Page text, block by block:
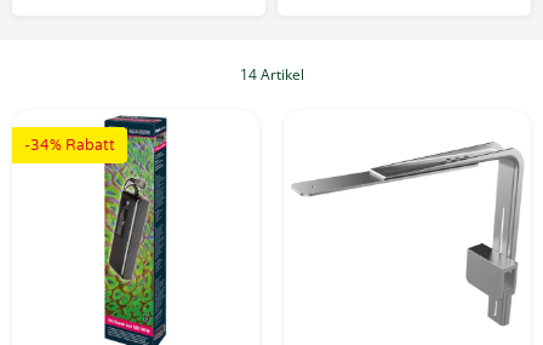
14 Artikel
-34% Rabatt